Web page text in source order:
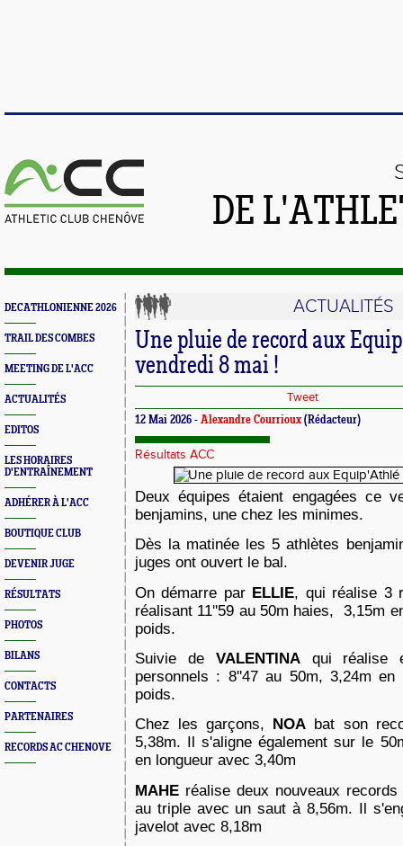
DE
DECATHLONIENNE 2026
TRAIL DES COMBES
MEETING DE L'ACC
ACTUALITÉS
EDITOS
LES HORAIRES
D'ENTRAÎNEMENT
ADHÉRER À L'ACC
BOUTIQUE CLUB
DEVENIR JUGE
RÉSULTATS
PHOTOS
BILANS
CONTACTS
PARTENAIRES
RECORDS AC CHENOVE
ACTUALITÉS
Une pluie de record aux
vendredi 8 mai !
Tweet
12 Mai 2026 - Alexandre Courrioux (Rédacteur)
Résultats ACC
Deux équipes étaient engagées ce
benjamins, une chez les minimes.
Dès la matinée les 5 athlètes
juges ont ouvert le bal.
On démarre par ELLIE, qui réalise 3
réalisant 11''59 au 50m haies,3,15m
poids.
Suivie deVALENTINAqui réalise
personnels : 8''47 au 50m, 3,24m en
poids.
Chez les garçons,
NOA bat son
5,38m. Il s'aligne également sur le
en longueur avec 3,40m
MAHE réalise deux nouveaux
au triple avec un saut à 8,56m. Il
javelot avec 8,18m